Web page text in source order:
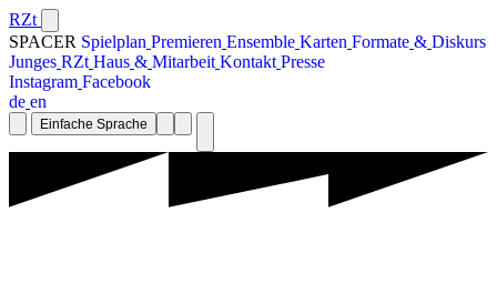
RZt
SPACER Spielplan Premieren Ensemble Karten Formate & Diskurs
Junges RZt Haus & Mitarbeit Kontakt Presse
Instagram Facebook
de en
Einfache Sprache